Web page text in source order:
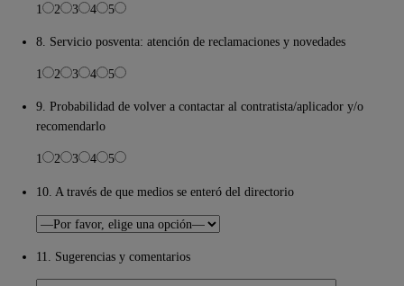
1 2 3 4 5
8. Servicio posventa: atención de reclamaciones y novedades
1 2 3 4 5
9. Probabilidad de volver a contactar al contratista/aplicador y/o
recomendarlo
1 2 3 4 5
10. A través de que medios se enteró del directorio
11. Sugerencias y comentarios